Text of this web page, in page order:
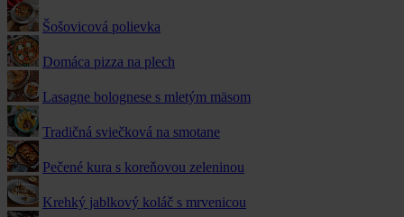
Šošovicová polievka
Domáca pizza na plech
Lasagne bolognese s mletým mäsom
Tradičná sviečková na smotane
Pečené kura s koreňovou zeleninou
Krehký jablkový koláč s mrvenicou